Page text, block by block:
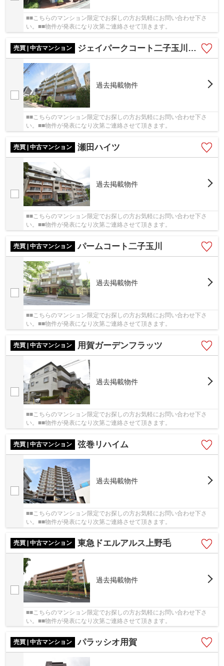
■■こちらのマンション限定でお探しの方お気軽にお問い合わせ下さ
い。■■物件が発表になり次第ご連絡させて頂きます。
売買 | 中古マンション ジェイパークコート二子玉川プルミエ
過去掲載物件
■■こちらのマンション限定でお探しの方お気軽にお問い合わせ下さ
い。■■物件が発表になり次第ご連絡させて頂きます。
売買 | 中古マンション 瀬田ハイツ
過去掲載物件
■■こちらのマンション限定でお探しの方お気軽にお問い合わせ下さ
い。■■物件が発表になり次第ご連絡させて頂きます。
売買 | 中古マンション パームコート二子玉川
過去掲載物件
■■こちらのマンション限定でお探しの方お気軽にお問い合わせ下さ
い。■■物件が発表になり次第ご連絡させて頂きます。
売買 | 中古マンション 用賀ガーデンフラッツ
過去掲載物件
■■こちらのマンション限定でお探しの方お気軽にお問い合わせ下さ
い。■■物件が発表になり次第ご連絡させて頂きます。
売買 | 中古マンション 弦巻リハイム
過去掲載物件
■■こちらのマンション限定でお探しの方お気軽にお問い合わせ下さ
い。■■物件が発表になり次第ご連絡させて頂きます。
売買 | 中古マンション 東急ドエルアルス上野毛
過去掲載物件
■■こちらのマンション限定でお探しの方お気軽にお問い合わせ下さ
い。■■物件が発表になり次第ご連絡させて頂きます。
売買 | 中古マンション パラッシオ用賀